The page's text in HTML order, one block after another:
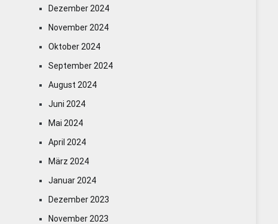
Dezember 2024
November 2024
Oktober 2024
September 2024
August 2024
Juni 2024
Mai 2024
April 2024
März 2024
Januar 2024
Dezember 2023
November 2023